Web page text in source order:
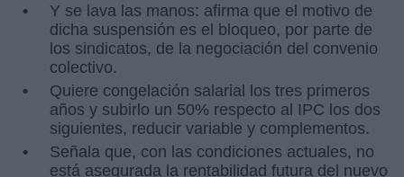
Y se lava las manos: afirma que el motivo de
dicha suspensión es el bloqueo, por parte de
los sindicatos, de la negociación del convenio
colectivo.
Quiere congelación salarial los tres primeros
años y subirlo un 50% respecto al IPC los dos
siguientes, reducir variable y complementos.
Señala que, con las condiciones actuales, no
está asegurada la rentabilidad futura del nuevo